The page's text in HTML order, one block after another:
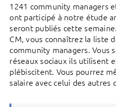
1241 community managers
ont participé à notre étude
seront publiés cette
CM, vous connaîtrez la liste
community managers. Vous
réseaux sociaux ils utilisent
plébiscitent. Vous pourrez
salaire avec celui des autres